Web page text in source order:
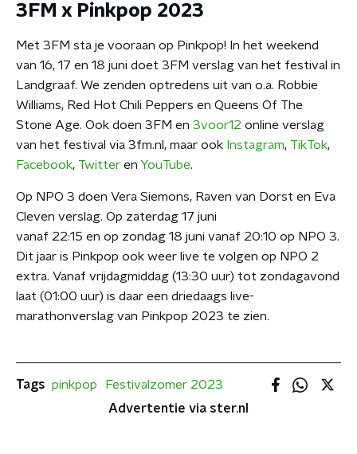
3FM x Pinkpop 2023
Met 3FM sta je vooraan op Pinkpop! In het weekend
van 16, 17 en 18 juni doet 3FM verslag van het festival in
Landgraaf. We zenden optredens uit van o.a. Robbie
Williams, Red Hot Chili Peppers en Queens Of The
Stone Age. Ook doen 3FM en 3voor12 online verslag
van het festival via 3fm.nl, maar ook Instagram, TikTok,
Facebook, Twitter en YouTube.
Op NPO 3 doen Vera Siemons, Raven van Dorst en Eva
Cleven verslag. Op zaterdag 17 juni
vanaf 22:15 en op zondag 18 juni vanaf 20:10 op NPO 3.
Dit jaar is Pinkpop ook weer live te volgen op NPO 2
extra. Vanaf vrijdagmiddag (13:30 uur) tot zondagavond
laat (01:00 uur) is daar een driedaags live-
marathonverslag van Pinkpop 2023 te zien.
Tags pinkpop
Festivalzomer 2023
Advertentie via ster.nl